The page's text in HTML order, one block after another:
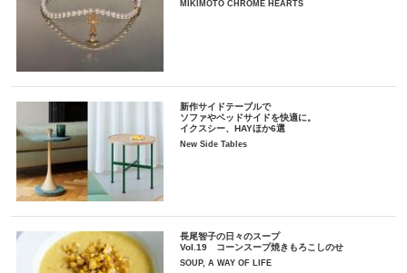
MIKIMOTO CHROME HEARTS
新作サイドテーブルで
ソファやベッドサイドを快適に。
イクスシー、HAYほか6選
New Side Tables
長尾智子の日々のスープ
Vol.19 コーンスープ焼きもろこしのせ
SOUP, A WAY OF LIFE